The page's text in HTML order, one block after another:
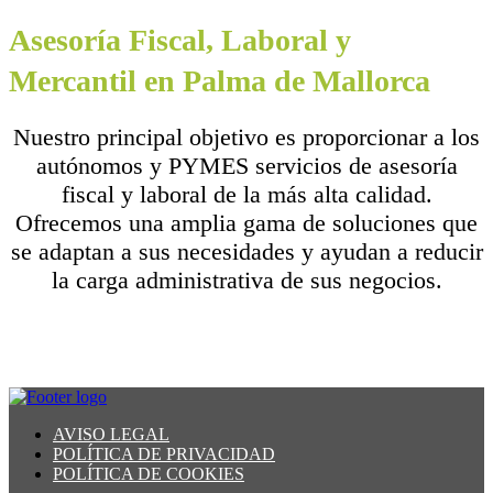
Asesoría Fiscal, Laboral y
Mercantil en Palma de Mallorca
Nuestro principal objetivo es proporcionar a los
autónomos y PYMES servicios de asesoría
fiscal y laboral de la más alta calidad.
Ofrecemos una amplia gama de soluciones que
se adaptan a sus necesidades y ayudan a reducir
la carga administrativa de sus negocios.
AVISO LEGAL
POLÍTICA DE PRIVACIDAD
POLÍTICA DE COOKIES